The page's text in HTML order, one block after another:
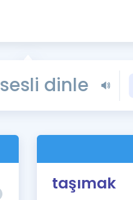
Tüm
YDS -
İngilizce
sesli dinle
taşımak